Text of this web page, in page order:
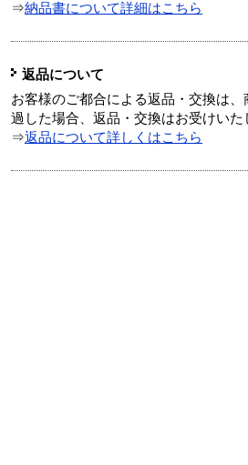
⇒納品書について詳細はこちら
返品について
お客様のご都合による返品・交換は
過した場合、返品・交換はお受けいた
⇒返品について詳しくはこちら